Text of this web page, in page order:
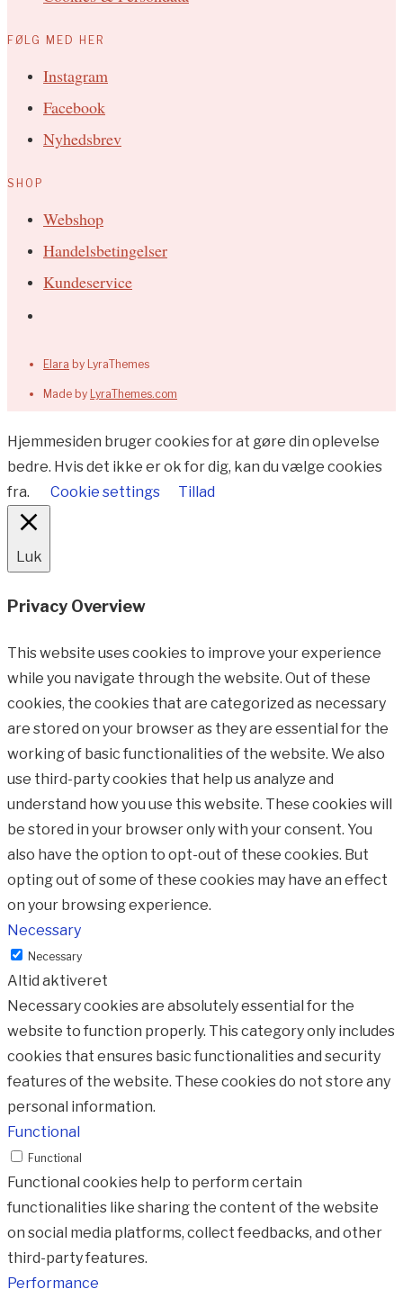
FØLG MED HER
Instagram
Facebook
Nyhedsbrev
SHOP
Webshop
Handelsbetingelser
Kundeservice
Elara by LyraThemes
Made by LyraThemes.com
Hjemmesiden bruger cookies for at gøre din oplevelse
bedre. Hvis det ikke er ok for dig, kan du vælge cookies
fra.
Cookie settings Tillad
Luk
Privacy Overview
This website uses cookies to improve your experience
while you navigate through the website. Out of these
cookies, the cookies that are categorized as necessary
are stored on your browser as they are essential for the
working of basic functionalities of the website. We also
use third-party cookies that help us analyze and
understand how you use this website. These cookies will
be stored in your browser only with your consent. You
also have the option to opt-out of these cookies. But
opting out of some of these cookies may have an effect
on your browsing experience.
Necessary
Necessary
Altid aktiveret
Necessary cookies are absolutely essential for the
website to function properly. This category only includes
cookies that ensures basic functionalities and security
features of the website. These cookies do not store any
personal information.
Functional
Functional
Functional cookies help to perform certain
functionalities like sharing the content of the website
on social media platforms, collect feedbacks, and other
third-party features.
Performance